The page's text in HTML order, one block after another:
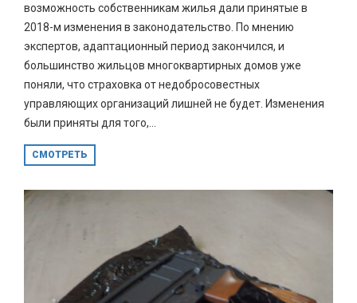
возможность собственникам жилья дали принятые в
2018-м изменения в законодательство. По мнению
экспертов, адаптационный период закончился, и
большинство жильцов многоквартирных домов уже
поняли, что страховка от недобросовестных
управляющих организаций лишней не будет. Изменения
были приняты для того,...
СМОТРЕТЬ